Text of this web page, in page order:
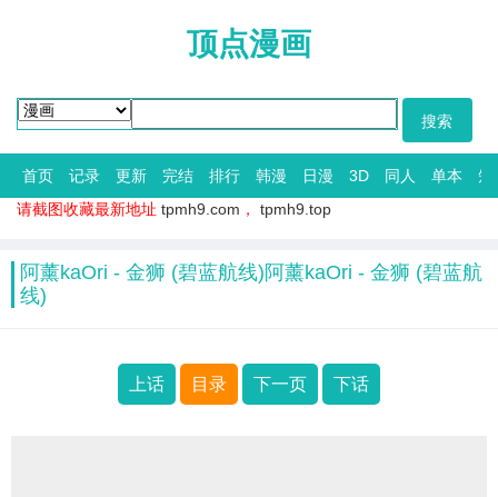
顶点漫画
首页 记录 更新 完结 排行 韩漫 日漫 3D 同人 单本
短
请截图收藏最新地址 tpmh9.com ， tpmh9.top
阿薰kaOri - 金狮 (碧蓝航线)阿薰kaOri - 金狮 (碧蓝航
线)
上话 目录 下一页 下话